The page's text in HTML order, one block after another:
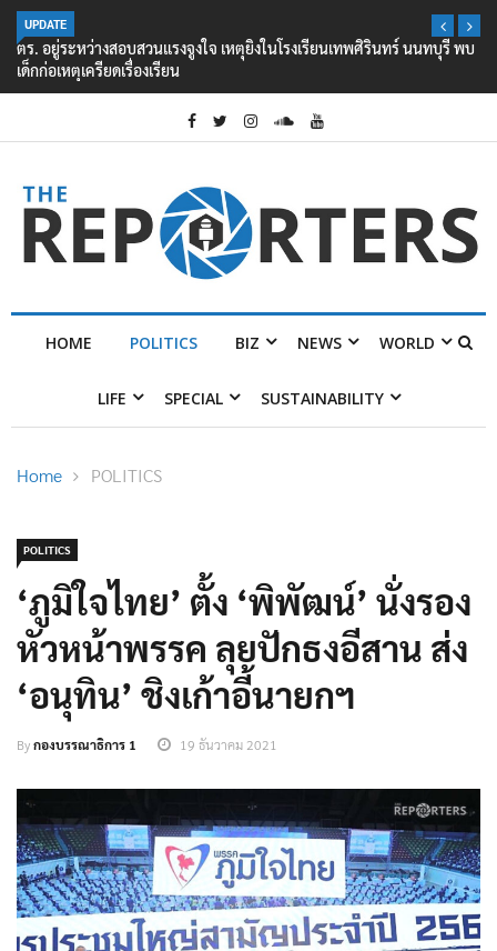
UPDATE
ตร. อยู่ระหว่างสอบสวนแรงจูงใจ เหตุยิงในโรงเรียนเทพศิรินทร์ นนทบุรี พบ
เด็กก่อเหตุเครียดเรื่องเรียน
HOME POLITICS BIZ NEWS WORLD
LIFE SPECIAL SUSTAINABILITY
Home POLITICS
POLITICS
‘ภูมิใจไทย’ ตั้ง ‘พิพัฒน์’ นั่งรอง
หัวหน้าพรรค ลุยปักธงอีสาน ส่ง
‘อนุทิน’ ชิงเก้าอี้นายกฯ
Byกองบรรณาธิการ 1 19 ธันวาคม 2021